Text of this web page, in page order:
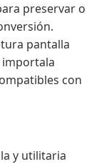
preservar o
pantalla
importala
con
y utilitaria